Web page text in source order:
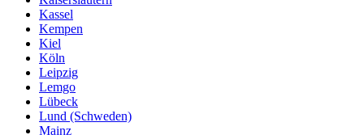
Kassel
Kempen
Kiel
Köln
Leipzig
Lemgo
Lübeck
Lund (Schweden)
Mainz